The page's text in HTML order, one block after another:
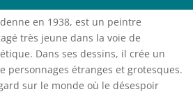
en 1938, est un peintre
très jeune dans la voie de
Dans ses dessins, il crée un
personnages étranges et grotesques.
sur le monde où le désespoir